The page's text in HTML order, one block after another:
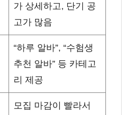
가 상세하고, 단기 공
고가 많음
“하루 알바”, “수험생
추천 알바” 등 카테고
리 제공
모집 마감이 빨라서